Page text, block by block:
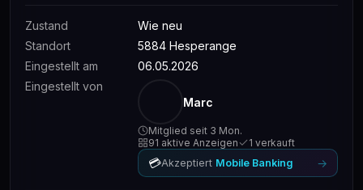
Zustand
Wie neu
Standort
5884 Hesperange
Eingestellt am
06.05.2026
Eingestellt von
Marc
Mitglied seit 3 Mon.
91 aktive Anzeigen
1 verkauft
💳Akzeptiert Mobile Banking →